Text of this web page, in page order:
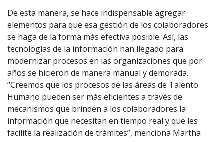
De esta manera, se hace indispensable agregar
elementos para que esa gestión de los colaboradores
se haga de la forma más efectiva posible. Así, las
tecnologías de la información han llegado para
modernizar procesos en las organizaciones que por
años se hicieron de manera manual y demorada.
“Creemos que los procesos de las áreas de Talento
Humano pueden ser más eficientes a través de
mecanismos que brinden a los colaboradores la
información que necesitan en tiempo real y que les
facilite la realización de trámites”, menciona Martha